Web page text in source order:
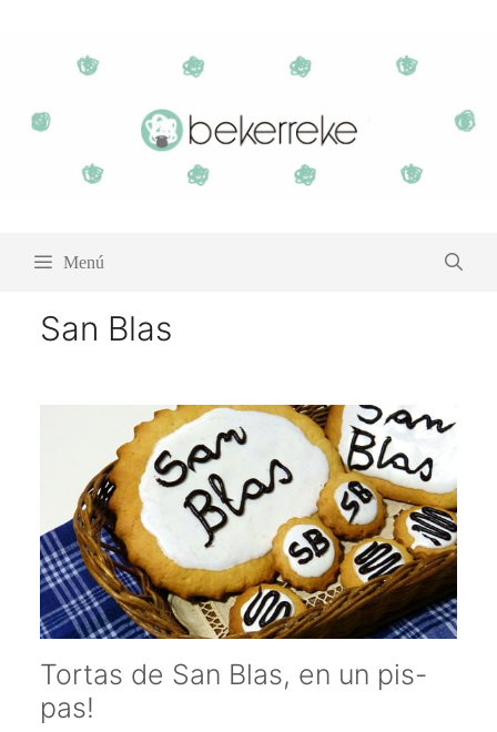
contenido
Menú
San Blas
Tortas de San Blas, en un pis-
pas!